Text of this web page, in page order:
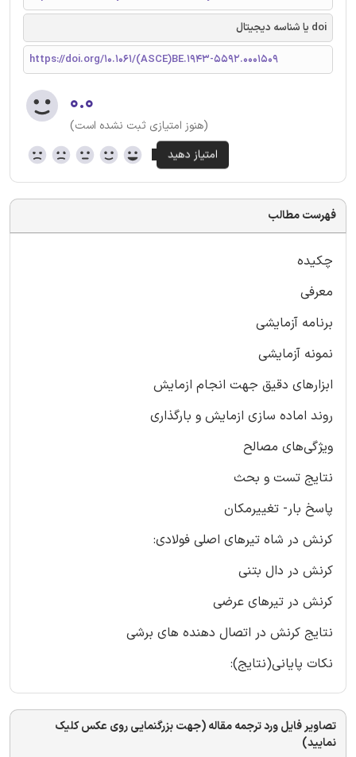
doi یا شناسه دیجیتال
https://doi.org/10.1061/(ASCE)BE.1943-5592.0001509
۰.۰
(هنوز امتیازی ثبت نشده است)
فهرست مطالب
چکیده
معرفی
برنامه آزمایشی
نمونه آزمایشی
ابزارهای دقیق جهت انجام ازمایش
روند اماده سازی ازمایش و بارگذاری
ویژگی‌های مصالح
نتایج تست و بحث
پاسخ بار- تغییرمکان
کرنش در شاه تیرهای اصلی فولادی:
کرنش در دال بتنی
کرنش در تیرهای عرضی
نتایج کرنش در اتصال دهنده های برشی
نکات پایانی(نتایج):
تصاویر فایل ورد ترجمه مقاله (جهت بزرگنمایی روی عکس کلیک
نمایید)